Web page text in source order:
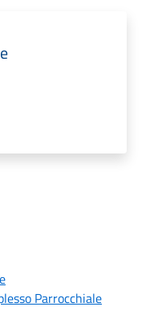
Parrocchiale